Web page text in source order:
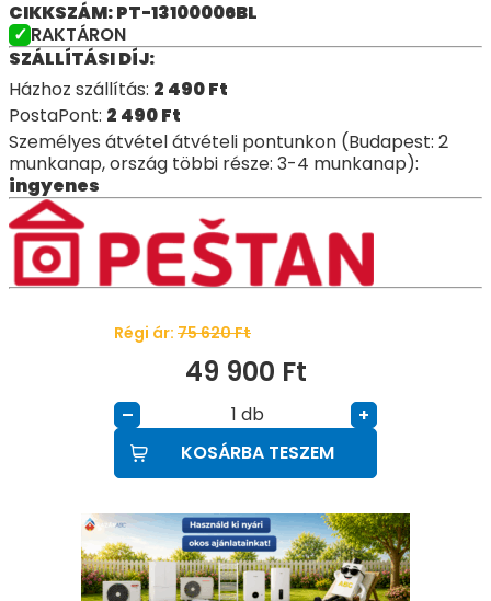
CIKKSZÁM: PT-13100006BL
RAKTÁRON
SZÁLLÍTÁSI DÍJ:
Házhoz szállítás: 2 490Ft
PostaPont: 2 490Ft
Személyes átvétel átvételi pontunkon (Budapest: 2
munkanap, ország többi része: 3-4 munkanap):
ingyenes
Régi ár: 75 620Ft
49 900 Ft
– db
+
KOSÁRBA TESZEM